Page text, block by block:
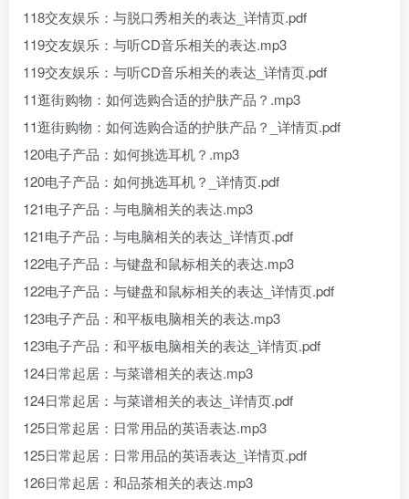
118交友娱乐：与脱口秀相关的表达_详情页.pdf
119交友娱乐：与听CD音乐相关的表达.mp3
119交友娱乐：与听CD音乐相关的表达_详情页.pdf
11逛街购物：如何选购合适的护肤产品？.mp3
11逛街购物：如何选购合适的护肤产品？_详情页.pdf
120电子产品：如何挑选耳机？.mp3
120电子产品：如何挑选耳机？_详情页.pdf
121电子产品：与电脑相关的表达.mp3
121电子产品：与电脑相关的表达_详情页.pdf
122电子产品：与键盘和鼠标相关的表达.mp3
122电子产品：与键盘和鼠标相关的表达_详情页.pdf
123电子产品：和平板电脑相关的表达.mp3
123电子产品：和平板电脑相关的表达_详情页.pdf
124日常起居：与菜谱相关的表达.mp3
124日常起居：与菜谱相关的表达_详情页.pdf
125日常起居：日常用品的英语表达.mp3
125日常起居：日常用品的英语表达_详情页.pdf
126日常起居：和品茶相关的表达.mp3